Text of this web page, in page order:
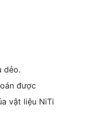
dẻo.
được
vật liệu NiTi